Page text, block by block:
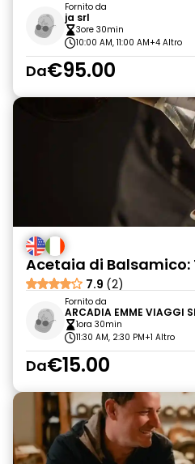
Fornito da
ja srl
3ore 30min
10:00 AM, 11:00 AM+4 Altro
Da€95.00
Acetaia di
7.9 (2)
Fornito da
ARCADIA EMME VIAGGI
1ora 30min
11:30 AM, 2:30 PM+1 Altro
Da€15.00